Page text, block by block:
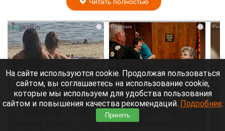
Читать полностью
i i
Ролик длится
На сайте используются cookie. Продолжая пользоваться
сайтом, вы соглашаетесь на использование cookie,
которые мы используем для удобства пользования
сайтом и повышения качества рекомендаций. Подробнее.
Принять